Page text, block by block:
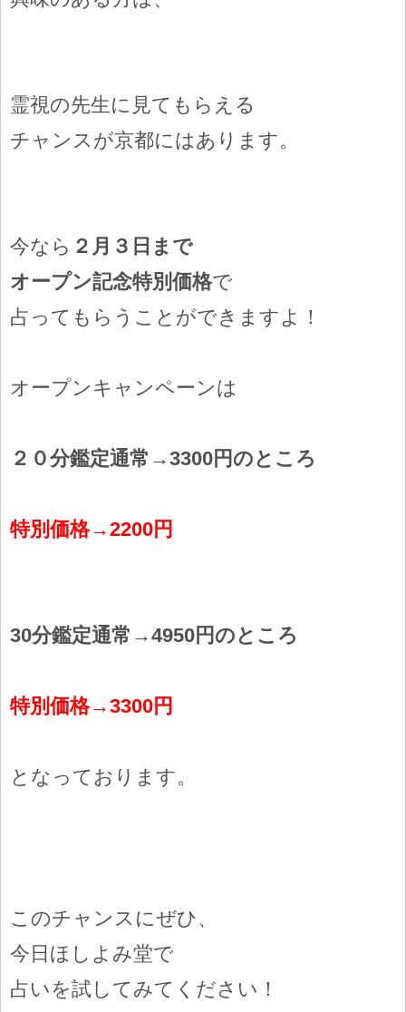
霊視の先生に見てもらえる
チャンスが京都にはあります。
今なら ２月３日まで
オープン記念特別価格で
占ってもらうことができますよ！
オープンキャンペーンは
２０分鑑定通常→3300円のところ
特別価格→2200円
30分鑑定通常→4950円のところ
特別価格→3300円
となっております。
このチャンスにぜひ、
今日ほしよみ堂で
占いを試してみてください！